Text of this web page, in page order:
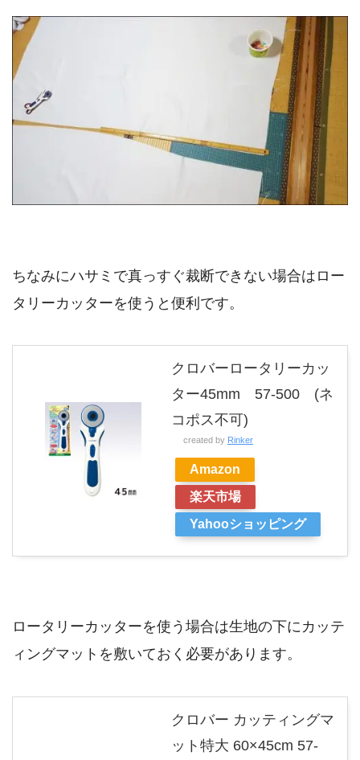
ちなみにハサミで真っすぐ裁断できない場合はロー
タリーカッターを使うと便利です。
クロバーロータリーカッ
ター45mm 57-500 (ネ
コポス不可)
created by Rinker
Amazon
楽天市場
Yahooショッピング
ロータリーカッターを使う場合は生地の下にカッテ
ィングマットを敷いておく必要があります。
クロバー カッティングマ
ット特大 60×45cm 57-